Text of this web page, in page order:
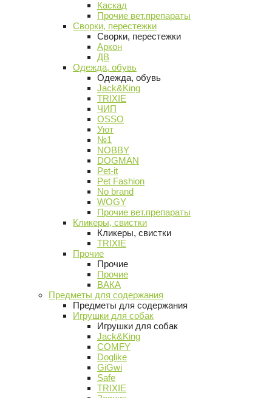
Каскад
Прочие вет.препараты
Сворки, перестежки
Сворки, перестежки
Аркон
ДВ
Одежда, обувь
Одежда, обувь
Jack&King
TRIXIE
ЧИП
OSSO
Уют
№1
NOBBY
DOGMAN
Pet-it
Pet Fashion
No brand
WOGY
Прочие вет.препараты
Кликеры, свистки
Кликеры, свистки
TRIXIE
Прочие
Прочие
Прочие
ВАКА
Предметы для содержания
Предметы для содержания
Игрушки для собак
Игрушки для собак
Jack&King
COMFY
Doglike
GiGwi
Safe
TRIXIE